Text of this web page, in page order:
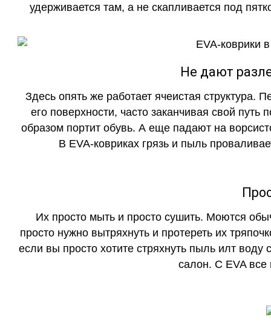
удерживается там, а не скапливается под
Не дают
Здесь опять же работает ячеистая структура.
его поверхности, часто заканчивая свой
образом портит обувь. А еще падают на
В EVA-ковриках грязь и пыль
Их просто мыть и просто сушить. Моются
просто нужно вытряхнуть и протереть их
если вы просто хотите стряхнуть пыль илт воду
салон. С EVA все